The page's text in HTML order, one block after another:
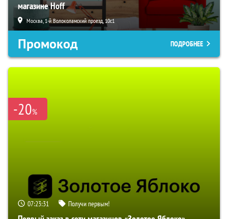
магазине Hoff
Москва, 1-й Волоколамский проезд, 10с1
Промокод ПОДРОБНЕЕ
-20%
07:23:31 Получи первым!